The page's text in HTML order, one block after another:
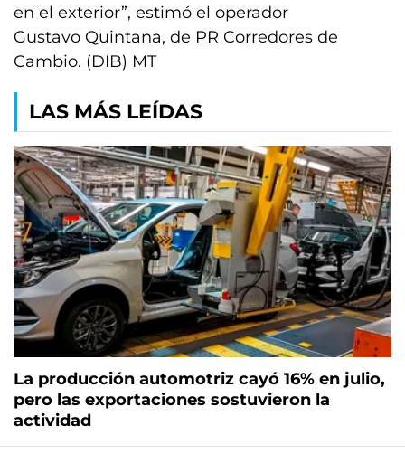
en el exterior”, estimó el operador
Gustavo Quintana, de PR Corredores de
Cambio. (DIB) MT
LAS MÁS LEÍDAS
La producción automotriz cayó 16% en julio,
pero las exportaciones sostuvieron la
actividad